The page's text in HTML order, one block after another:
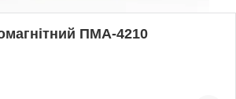
ПМА-4210